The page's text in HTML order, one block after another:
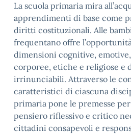
La scuola primaria mira
apprendimenti di base come
diritti costituzionali. Alle
frequentano offre
dimensioni cognitive,
corporee, etiche e religiose e
irrinunciabili. Attraverso le
caratteristici di ciascuna
primaria pone le premesse
pensiero riflessivo e critico
cittadini consapevoli e